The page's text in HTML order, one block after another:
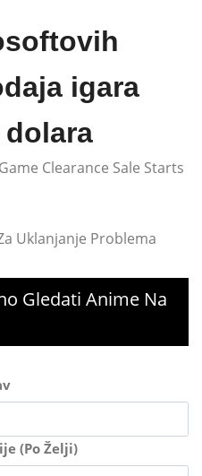
igara
dolara
Clearance Sale Starts
Uklanjanje Problema
Gledati Anime Na
(Po Želji)